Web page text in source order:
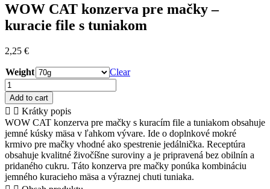
WOW CAT konzerva pre mačky –
kuracie file s tuniakom
2,25 €
Weight
Clear
WOW
CAT
konzerva
pre
mačky
–
kuracie
file
s
tuniakom
Add to cart
Krátky popis
WOW CAT konzerva pre mačky s kuracím file a tuniakom obsahuje
jemné kúsky mäsa v ľahkom vývare. Ide o doplnkové mokré
krmivo pre mačky vhodné ako spestrenie jedálnička. Receptúra
obsahuje kvalitné živočíšne suroviny a je pripravená bez obilnín a
pridaného cukru. Táto konzerva pre mačky ponúka kombináciu
jemného kuracieho mäsa a výraznej chuti tuniaka.